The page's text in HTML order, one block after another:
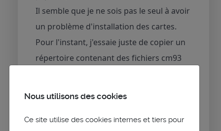
Il semble que je ne sois pas le seul à avoir
un problème d'installation des cartes.
Pour l'instant, j'essaie juste de copier un
répertoire contenant des fichiers cm93
depuis l'outil Android
Nous utilisons des cookies
Ce site utilise des cookies internes et tiers pour